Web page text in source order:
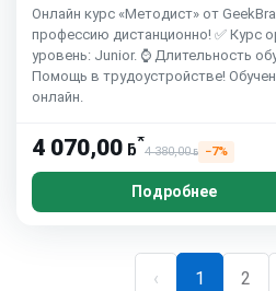
Онлайн курс «Методист» от
профессию дистанционно! ✅ Курс
уровень: Junior. ⌚ Длительность
Помощь в трудоустройстве!
онлайн.
4 070,00 ƃ*
4 380,00ƃ −7%
Подробнее
‹ 1 2